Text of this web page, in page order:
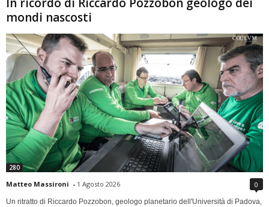
mondi nascosti
280
Matteo Massironi - 1 Agosto 2026 0
Un ritratto di Riccardo Pozzobon, geologo planetario dell'Università di Padova,